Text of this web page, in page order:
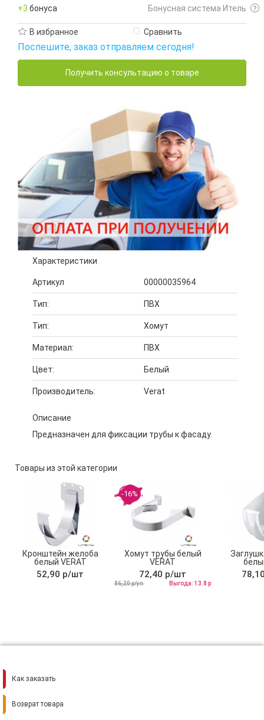
+3 бонуса Бонусная система Итель
В избранное Сравнить
Поспешите, заказ отправляем сегодня!
Получить консультацию о товаре
Характеристики
Артикул 00000035964
Тип: ПВХ
Тип: Хомут
Материал: ПВХ
Цвет: Белый
Производитель: Verat
Описание
Предназначен для фиксации трубы к фасаду.
Товары из этой категории
Кронштейн желоба
белый VERAT
52,90 р/шт
-16%
Хомут трубы белый
VERAT
72,40 р/шт
86,20 р/уп Выгода: 13.8 р
Как заказать
Возврат товара